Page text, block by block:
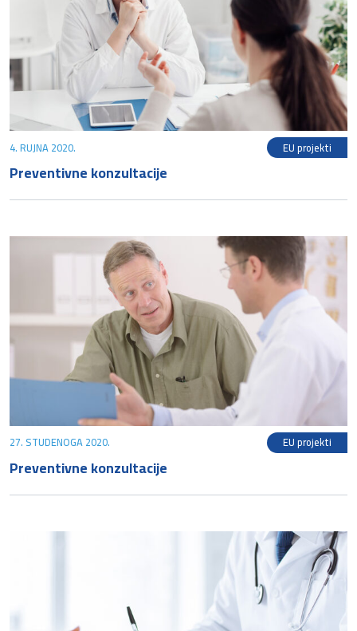
4. RUJNA 2020. EU projekti
Preventivne konzultacije
27. STUDENOGA 2020. EU projekti
Preventivne konzultacije